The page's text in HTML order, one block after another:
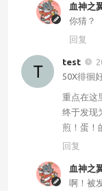
血神之
你猜？
回复
test
50X徘徊
重点在这
终于发现
煎！蛋！
回复
血神之
啊！被